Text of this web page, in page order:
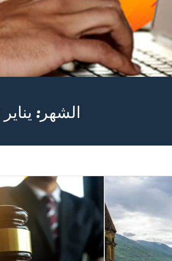
الشهر:يناير 2025